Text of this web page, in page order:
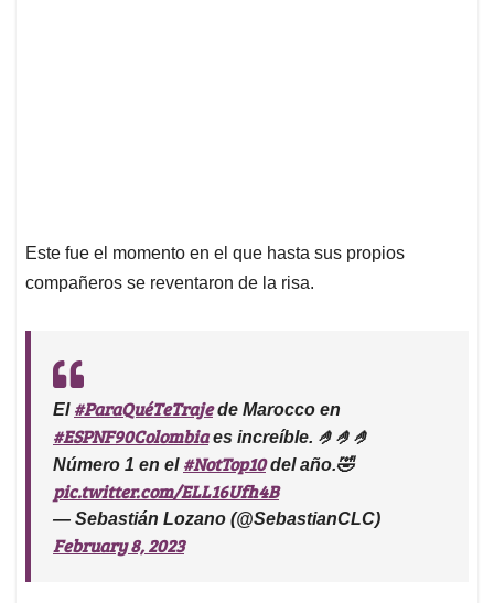
Este fue el momento en el que hasta sus propios
compañeros se reventaron de la risa.
El #ParaQuéTeTrajede Marocco en
#ESPNF90Colombiaes increíble. 🤌🤌🤌
Número 1 en el #NotTop10del año.🤣
pic.twitter.com/ELL16Ufh4B
— Sebastián Lozano (@SebastianCLC)
February 8, 2023